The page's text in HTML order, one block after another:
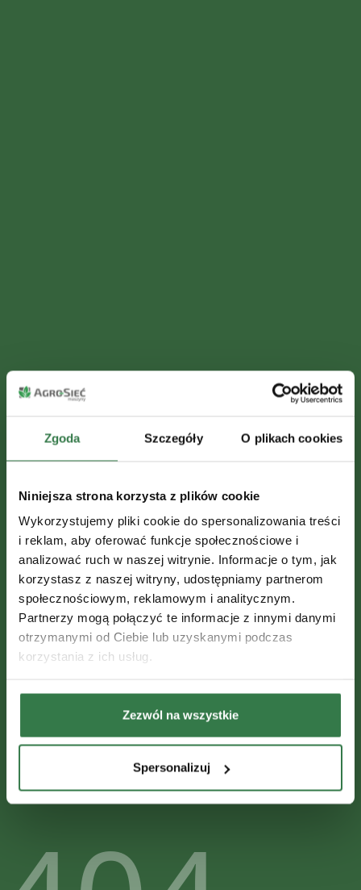
Zgoda Szczegóły O plikach cookies
Niniejsza strona korzysta z plików cookie
Wykorzystujemy pliki cookie do spersonalizowania treści
i reklam, aby oferować funkcje społecznościowe i
analizować ruch w naszej witrynie. Informacje o tym, jak
korzystasz z naszej witryny, udostępniamy partnerom
społecznościowym, reklamowym i analitycznym.
Partnerzy mogą połączyć te informacje z innymi danymi
otrzymanymi od Ciebie lub uzyskanymi podczas
korzystania z ich usług.
Zezwól na wszystkie
Spersonalizuj
Houston,
mamy
problem.
Wygląda na to, że strona, której szukasz, odleciała do
innej galaktyki lub nigdy nie istniała. Sprawdź adres
URL lub wróć bezpiecznie na Ziemię.
przejdź do strony głównej